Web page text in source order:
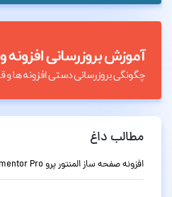
مطالب داغ
افزونه صفحه ساز المنتور پرو Elementor Pro وردپرس نسخه 4.2.1